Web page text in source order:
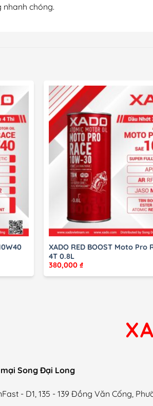
chóng.
XADO RED BOOST Moto Pro
4T 0.8L
380,000₫
Song Đại Long
- D1, 135 - 139 Đồng Văn Cống,